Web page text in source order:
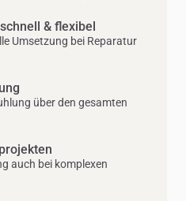
& flexibel
Umsetzung bei Reparatur
über den gesamten
auch bei komplexen